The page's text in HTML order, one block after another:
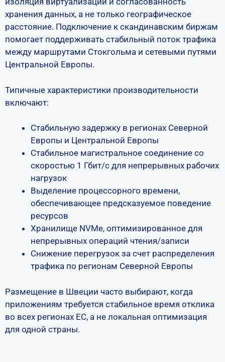
хранения данных, а не только географическое
расстояние. Подключение к скандинавским биржам
помогает поддерживать стабильный поток трафика
между маршрутами Стокгольма и сетевыми путями
Центральной Европы.
Типичные характеристики производительности
включают:
Стабильную задержку в регионах Северной
Европы и Центральной Европы
Стабильное магистральное соединение со
скоростью 1 Гбит/с для непрерывных рабочих
нагрузок
Выделение процессорного времени,
обеспечивающее предсказуемое поведение
ресурсов
Хранилище NVMe, оптимизированное для
непрерывных операций чтения/записи
Снижение перегрузок за счет распределения
трафика по регионам Северной Европы
Размещение в Швеции часто выбирают, когда
приложениям требуется стабильное время отклика
во всех регионах ЕС, а не локальная оптимизация
для одной страны.